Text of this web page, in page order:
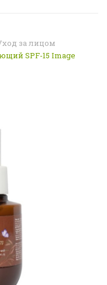
за лицом
SPF-15 Image